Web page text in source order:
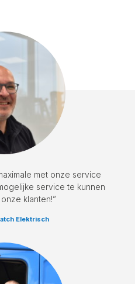
met onze service
service te kunnen
klanten!”
Elektrisch